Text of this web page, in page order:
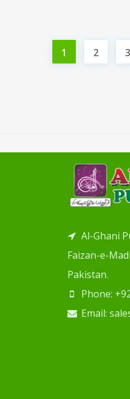
1 2 3
Al-Ghani
Faizan-e-
Pakistan.
Phone:
Email: